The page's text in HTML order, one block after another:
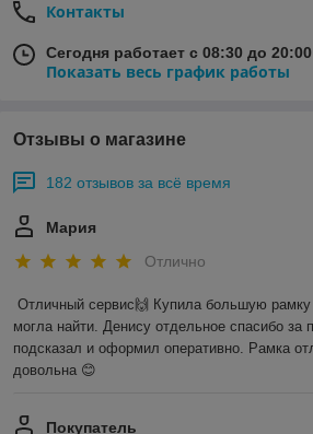
Контакты
Сегодня работает с 08:30 до 20:00
Показать весь график работы
Отзывы о магазине
182 отзывов за всё время
Мария
Отлично
Отличный сервис🙌 Купила большую
могла найти. Денису отдельное спасибо
подсказал и оформил оперативно. Рамка
довольна 😊
Покупатель